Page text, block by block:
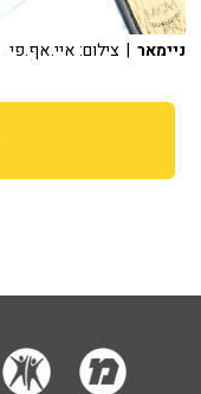
ניימאר | צילום: איי.אף.פי